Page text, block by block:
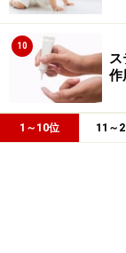
10
ス
作
1～10位 11～